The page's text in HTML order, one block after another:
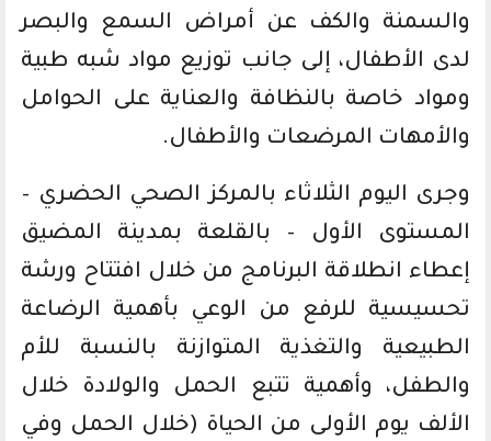
والسمنة والكف عن أمراض السمع والبصر
لدى الأطفال، إلى جانب توزيع مواد شبه طبية
ومواد خاصة بالنظافة والعناية على الحوامل
والأمهات المرضعات والأطفال.
وجرى اليوم الثلاثاء بالمركز الصحي الحضري –
المستوى الأول – بالقلعة بمدينة المضيق
إعطاء انطلاقة البرنامج من خلال افتتاح ورشة
تحسيسية للرفع من الوعي بأهمية الرضاعة
الطبيعية والتغذية المتوازنة بالنسبة للأم
والطفل، وأهمية تتبع الحمل والولادة خلال
الألف يوم الأولى من الحياة (خلال الحمل وفي